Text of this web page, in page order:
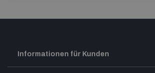
Informationen für Kunden